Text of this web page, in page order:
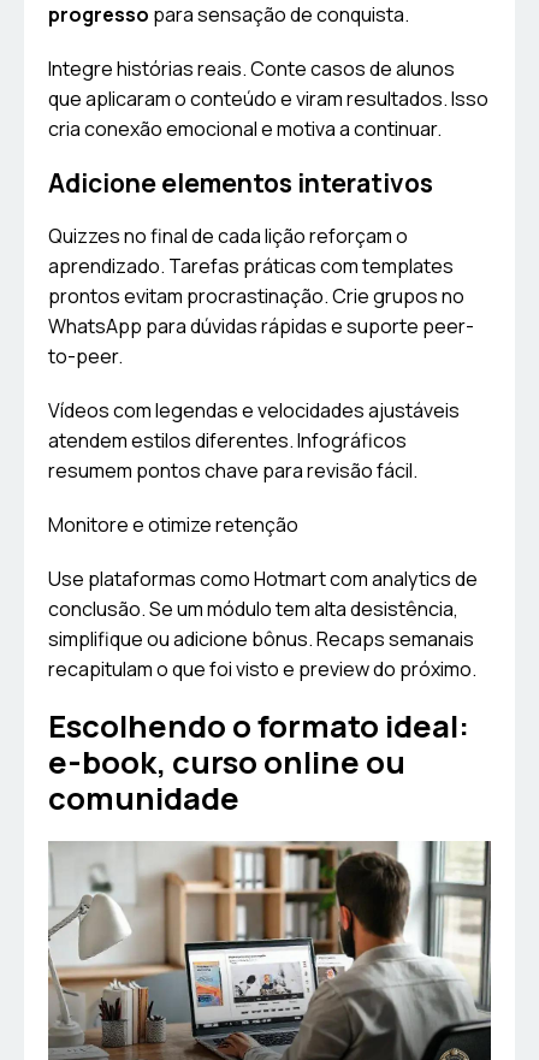
progresso para sensação de conquista.
Integre histórias reais. Conte casos de alunos
que aplicaram o conteúdo e viram resultados. Isso
cria conexão emocional e motiva a continuar.
Adicione elementos interativos
Quizzes no final de cada lição reforçam o
aprendizado. Tarefas práticas com templates
prontos evitam procrastinação. Crie grupos no
WhatsApp para dúvidas rápidas e suporte peer-
to-peer.
Vídeos com legendas e velocidades ajustáveis
atendem estilos diferentes. Infográficos
resumem pontos chave para revisão fácil.
Monitore e otimize retenção
Use plataformas como Hotmart com analytics de
conclusão. Se um módulo tem alta desistência,
simplifique ou adicione bônus. Recaps semanais
recapitulam o que foi visto e preview do próximo.
Escolhendo o formato ideal:
e-book, curso online ou
comunidade